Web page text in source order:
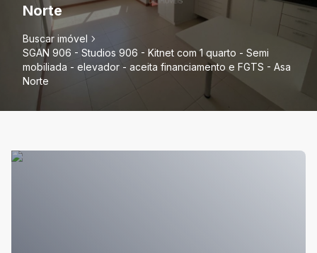
Norte
Buscar imóvel
SGAN 906 - Studios 906 - Kitnet com 1 quarto - Semi
mobiliada - elevador - aceita financiamento e FGTS - Asa
Norte